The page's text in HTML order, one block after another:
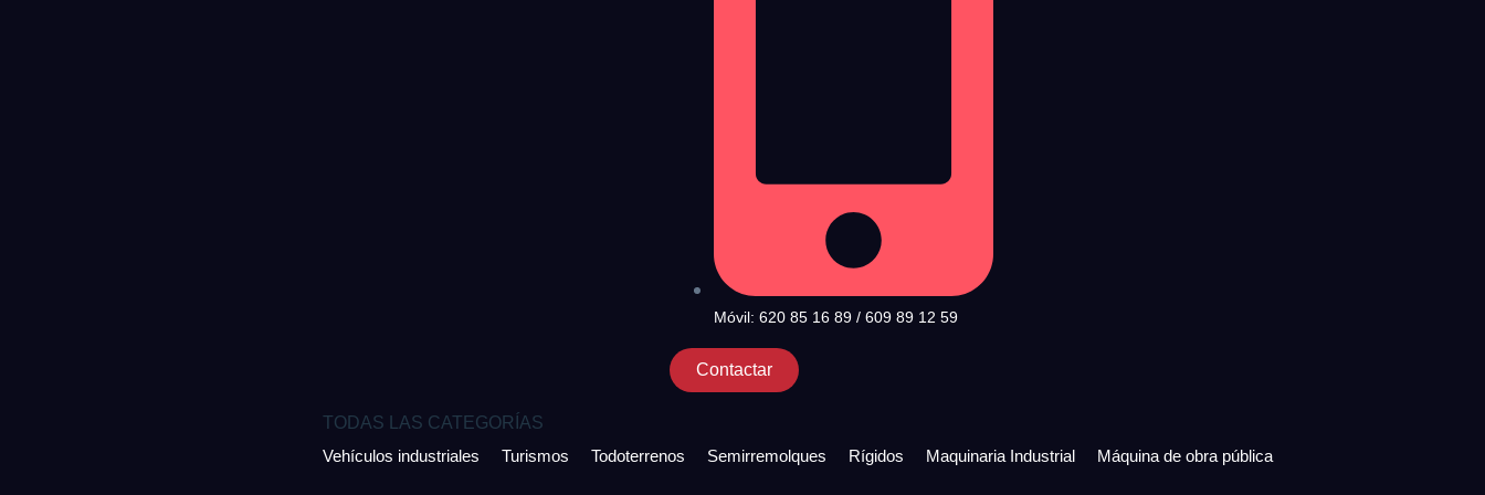
Móvil: 620 85 16 89 / 609 89 12 59
Contactar
TODAS LAS CATEGORÍAS
Vehículos industriales
Turismos Todoterrenos Semirremolques Rígidos Maquinaria Industrial Máquina de obra pública